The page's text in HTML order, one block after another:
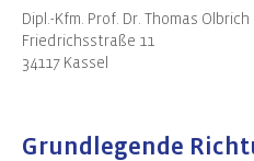
Dipl.-Kfm. Prof. Dr. Thomas Olbrich
Friedrichsstraße 11
34117 Kassel
Grundlegende